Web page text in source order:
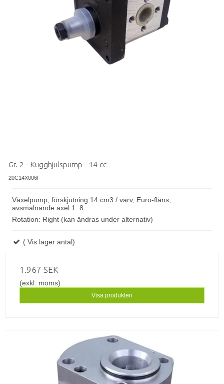
Gr. 2 - Kugghjulspump - 14 cc
20C14X006F
Växelpump, förskjutning 14 cm3 / varv, Euro-fläns,
avsmalnande axel 1: 8
Rotation: Right (kan ändras under alternativ)
( Vis lager antal)
1.967 SEK
(exkl. moms)
Visa produkten